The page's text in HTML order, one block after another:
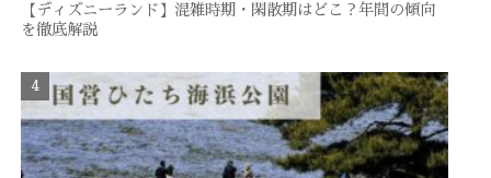
【ディズニーランド】混雑時期・閑散期はどこ？年間の傾向
を徹底解説